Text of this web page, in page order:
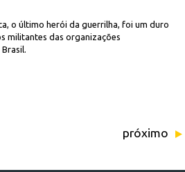
o último herói da guerrilha, foi um duro
militantes das organizações
próximo